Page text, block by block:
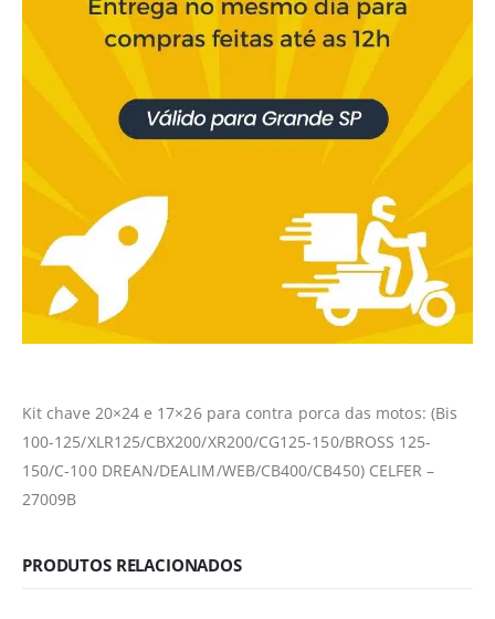
Kit chave 20×24 e 17×26 para contra porca das motos: (Bis
100-125/XLR125/CBX200/XR200/CG125-150/BROSS 125-
150/C-100 DREAN/DEALIM/WEB/CB400/CB450) CELFER –
27009B
PRODUTOS RELACIONADOS